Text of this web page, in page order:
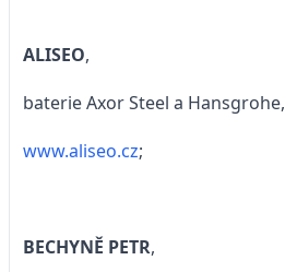
ALISEO,
baterie Axor Steel a Hansgrohe,
www.aliseo.cz;
BECHYNĚ PETR,